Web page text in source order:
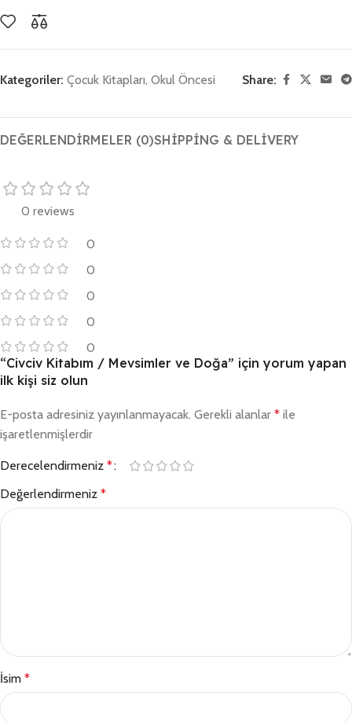
Kategoriler: Çocuk Kitapları, Okul Öncesi Share:
DEĞERLENDIRMELER (0)SHIPPING & DELIVERY
0 reviews
0
0
0
0
0
“Civciv Kitabım / Mevsimler ve Doğa” için yorum yapan
ilk kişi siz olun
E-posta adresiniz yayınlanmayacak. Gerekli alanlar * ile
işaretlenmişlerdir
Derecelendirmeniz *
Değerlendirmeniz *
İsim *